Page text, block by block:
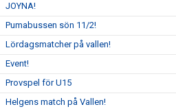
JOYNA!
Pumabussen sön 11/2!
Lördagsmatcher på vallen!
Event!
Provspel för U15
Helgens match på Vallen!